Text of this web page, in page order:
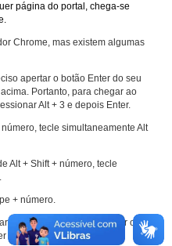
página do portal, chega-se
Chrome, mas existem algumas
apertar o botão Enter do seu
Portanto, para chegar ao
Alt + 3 e depois Enter.
tecle simultaneamente Alt
Alt + Shift + número, tecle
+ número.
que explicam melhor o
implementado nos sites da